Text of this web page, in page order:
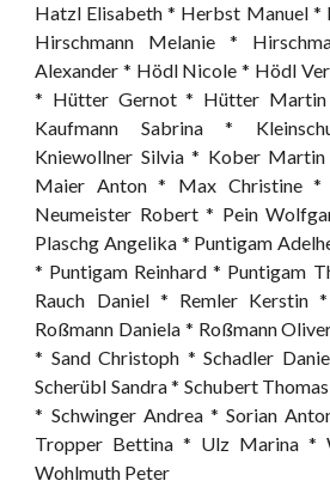
Hatzl Elisabeth * Herbst Manuel *
Hirschmann Melanie *
Alexander * Hödl Nicole * Hödl
* Hütter Gernot * Hütter
Kaufmann Sabrina *
Kniewollner Silvia * Kober
Maier Anton * Max Christine *
Neumeister Robert * Pein
Plaschg Angelika * Puntigam
* Puntigam Reinhard * Puntigam
Rauch Daniel * Remler Kerstin
Roßmann Daniela * Roßmann
* Sand Christoph * Schadler
Scherübl Sandra * Schubert
* Schwinger Andrea * Sorian
Tropper Bettina * Ulz Marina *
Wohlmuth Peter